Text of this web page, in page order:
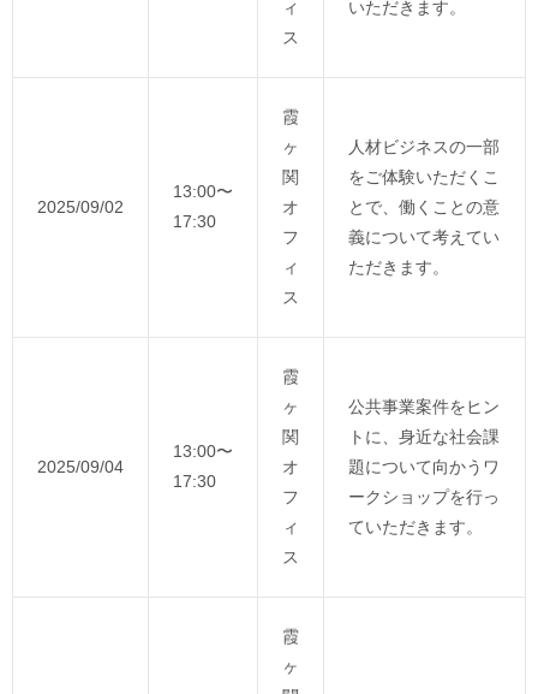
ィ
ス
いただきます。
2025/09/02
13:00〜
17:30
霞
ヶ
関
オ
フ
ィ
ス
人材ビジネスの一部
をご体験いただくこ
とで、働くことの意
義について考えてい
ただきます。
2025/09/04
13:00〜
17:30
霞
ヶ
関
オ
フ
ィ
ス
公共事業案件をヒン
トに、身近な社会課
題について向かうワ
ークショップを行っ
ていただきます。
霞
ヶ